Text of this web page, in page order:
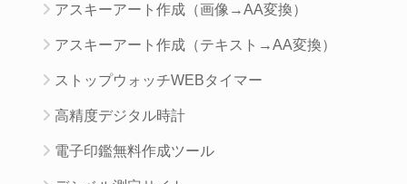
アスキーアート作成（画像→AA変換）
アスキーアート作成（テキスト→AA変換）
ストップウォッチWEBタイマー
高精度デジタル時計
電子印鑑無料作成ツール